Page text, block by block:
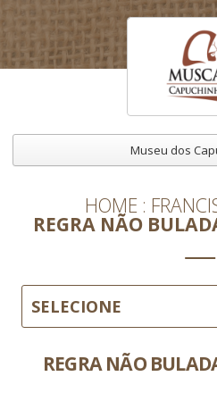
Museu dos
HOME
REGRA NÃO
SELECIONE
REGRA NÃO